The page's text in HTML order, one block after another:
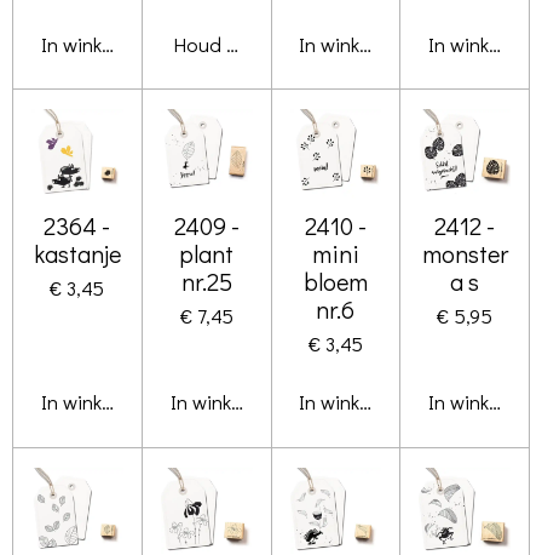
In winkelwagenHoud mij op de hoogte
In winkelwagenIn
2364 -
kastanje
€ 3,45
In winkelwagen
2409 -
plant
nr.25
€ 7,45
In winkelwagen
2410 -
mini
bloem
nr.6
€ 3,45
In winkelwagen
2412 -
monster
a s
€ 5,95
In